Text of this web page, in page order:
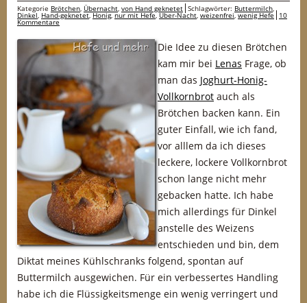
Kategorie Brötchen, Übernacht, von Hand geknetet Schlagwörter: Buttermilch,
Dinkel, Hand-geknetet,Honig,nur mit Hefe,Über-Nacht, weizenfrei,wenig Hefe 10
Kommentare
Die Idee zu diesen Brötchen
kam mir bei Lenas Frage, ob
man das Joghurt-Honig-
Vollkornbrot auch als
Brötchen backen kann. Ein
guter Einfall, wie ich fand,
vor alllem da ich dieses
leckere, lockere Vollkornbrot
schon lange nicht mehr
gebacken hatte. Ich habe
mich allerdings für Dinkel
anstelle des Weizens
entschieden und bin, dem
Diktat meines Kühlschranks folgend, spontan auf
Buttermilch ausgewichen. Für ein verbessertes Handling
habe ich die Flüssigkeitsmenge ein wenig verringert und